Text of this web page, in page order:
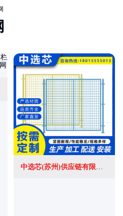
中选芯(苏州)供应链有限公司